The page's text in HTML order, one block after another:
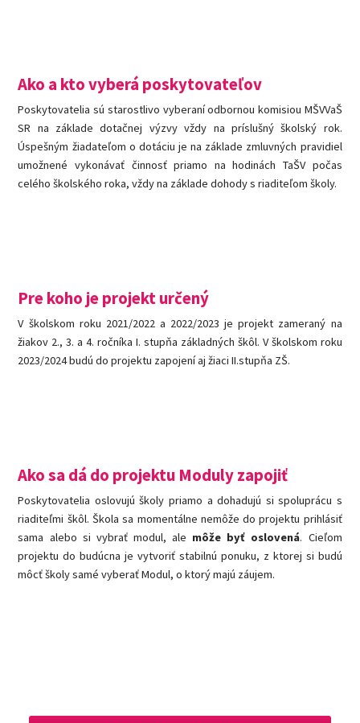
Ako a kto vyberá poskytovateľov
Poskytovatelia sú starostlivo vyberaní odbornou komisiou MŠVVaŠ
SR na základe dotačnej výzvy vždy na príslušný školský rok.
Úspešným žiadateľom o dotáciu je na základe zmluvných pravidiel
umožnené vykonávať činnosť priamo na hodinách TaŠV počas
celého školského roka, vždy na základe dohody s riaditeľom školy.
Pre koho je projekt určený
V školskom roku 2021/2022 a 2022/2023 je projekt zameraný na
žiakov 2., 3. a 4. ročníka I. stupňa základných škôl. V školskom roku
2023/2024 budú do projektu zapojení aj žiaci II.stupňa ZŠ.
Ako sa dá do projektu Moduly zapojiť
Poskytovatelia oslovujú školy priamo a dohadujú si spoluprácu s
riaditeľmi škôl. Škola sa momentálne nemôže do projektu prihlásiť
sama alebo si vybrať modul, ale môže byť oslovená. Cieľom
projektu do budúcna je vytvoriť stabilnú ponuku, z ktorej si budú
môcť školy samé vyberať Modul, o ktorý majú záujem.